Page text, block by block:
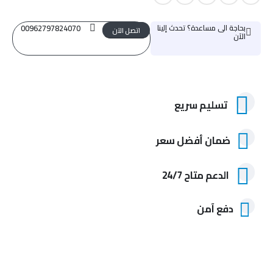
بحاجة الى مساعدة؟ تحدث إلينا
الآن
00962797824070 اتصل الآن
تسليم سريع
ضمان أفضل سعر
الدعم متاح 24/7
دفع آمن